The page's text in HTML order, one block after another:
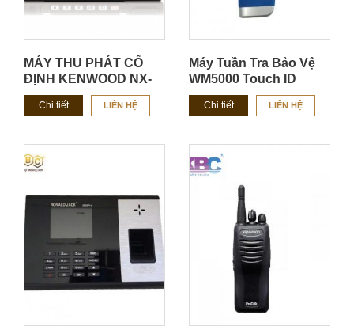
MÁY THU PHÁT CỐ
ĐỊNH KENWOOD NX-
1700H/ NX-1800H
CHÍNH HÃNG
Chi tiết LIÊN HỆ
Máy Tuần Tra Bảo Vệ
WM5000 Touch ID
Chi tiết LIÊN HỆ